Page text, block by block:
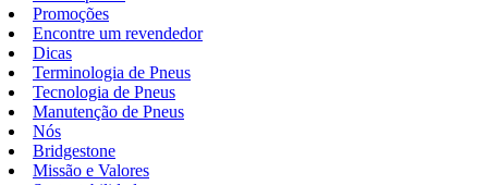
Promoções
Encontre um revendedor
Dicas
Terminologia de Pneus
Tecnologia de Pneus
Manutenção de Pneus
Nós
Bridgestone
Missão e Valores